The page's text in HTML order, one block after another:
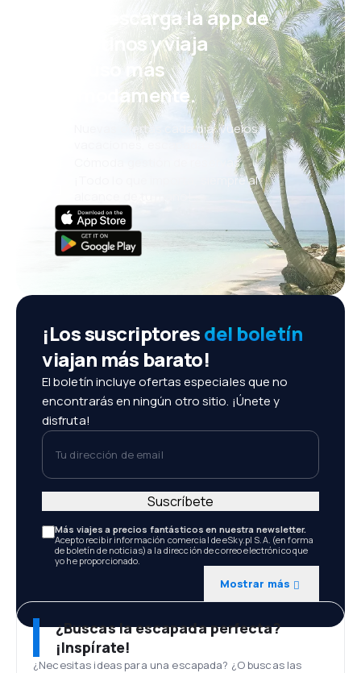
¡Eh! Descarga la app de
eDestinos y viaja
incluso más
cómodamente.
Nuevas ofertas cada día: vuelos,
vacaciones, escapadas
Cómoda gestión de reservas
¡Todo lo que importa, siempre al
¡Los suscriptoresdel boletín
viajan más barato!
El boletín incluye ofertas especiales que no
encontrarás en ningún otro sitio. ¡Únete y
disfruta!
Tu dirección de email
Más viajes a precios fantásticos en nuestra newsletter.
Acepto recibir información comercial de eSky.pl S.A. (en forma
de boletín de noticias) a la dirección de correo electrónico que
yo he proporcionado.
Mostrar más
Suscríbete
¿Buscas la escapada perfecta?
¡Inspírate!
¿Necesitas ideas para una escapada? ¿O buscas las